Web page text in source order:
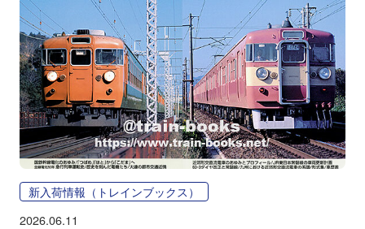
新入荷情報（トレインブックス）
2026.06.11